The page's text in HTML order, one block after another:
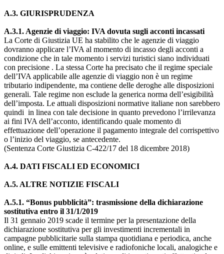
A.3. GIURISPRUDENZA
A.3.1. Agenzie di viaggio: IVA dovuta sugli acconti incassati
La Corte di Giustizia UE ha stabilito che le agenzie di viaggio
dovranno applicare l’IVA al momento di incasso degli acconti a
condizione che in tale momento i servizi turistici siano individuati
con precisione . La stessa Corte ha precisato che il regime speciale
dell’IVA applicabile alle agenzie di viaggio non è un regime
tributario indipendente, ma contiene delle deroghe alle disposizioni
generali. Tale regime non esclude la generica norma dell’esigibilità
dell’imposta. Le attuali disposizioni normative italiane non sarebbero
quindi in linea con tale decisione in quanto prevedono l’irrilevanza
ai fini IVA dell’acconto, identificando quale momento di
effettuazione dell’operazione il pagamento integrale del corrispettivo
o l’inizio del viaggio, se antecedente.
(Sentenza Corte Giustizia C-422/17 del 18 dicembre 2018)
A.4. DATI FISCALI ED ECONOMICI
A.5. ALTRE NOTIZIE FISCALI
A.5.1. “Bonus pubblicità”: trasmissione della dichiarazione
sostitutiva entro il 31/1/2019
Il 31 gennaio 2019 scade il termine per la presentazione della
dichiarazione sostitutiva per gli investimenti incrementali in
campagne pubblicitarie sulla stampa quotidiana e periodica, anche
online, e sulle emittenti televisive e radiofoniche locali, analogiche e